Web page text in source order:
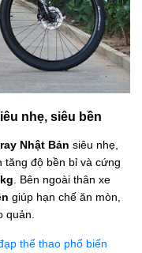
nhẹ, siêu bền
Nhật Bản siêu nhẹ,
tăng độ bền bỉ và cứng
. Bên ngoài thân xe
giúp hạn chế ăn mòn,
quản.
thể thao phổ biến